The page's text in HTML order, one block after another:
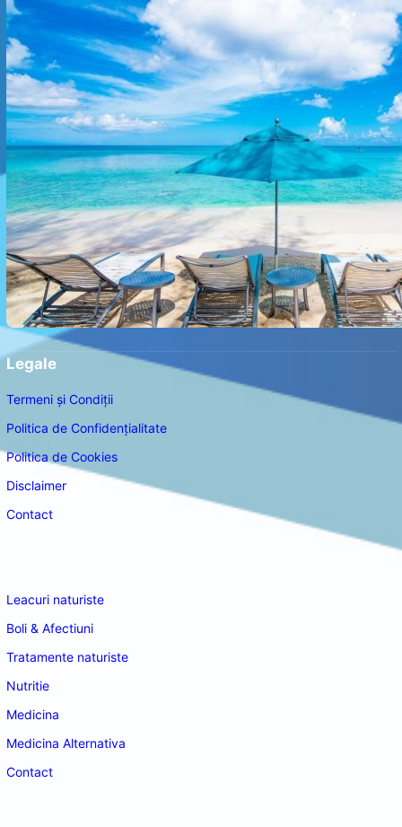
Legale
Termeni și Condiții
Politica de Confidențialitate
Politica de Cookies
Disclaimer
Contact
Leacuri naturiste
Boli & Afectiuni
Tratamente naturiste
Nutritie
Medicina
Medicina Alternativa
Contact